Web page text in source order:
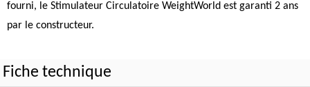
fourni, le Stimulateur Circulatoire WeightWorld est garanti 2 ans
par le constructeur.
Fiche technique